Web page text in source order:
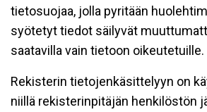
tietosuojaa, jolla pyritään
syötetyt tiedot säilyvät
saatavilla vain tietoon oikeutetuille.
Rekisterin tietojenkäsittelyyn on
niillä rekisterinpitäjän henkilöstön